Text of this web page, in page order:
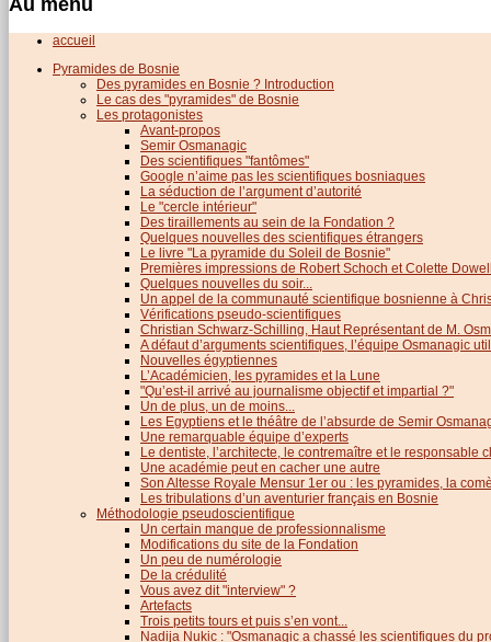
accueil
Pyramides de Bosnie
Des pyramides en Bosnie ? Introduction
Le cas des "pyramides" de Bosnie
Les protagonistes
Avant-propos
Semir Osmanagic
Des scientifiques "fantômes"
Google n’aime pas les scientifiques bosniaques
La séduction de l’argument d’autorité
Le "cercle intérieur"
Des tiraillements au sein de la Fondation ?
Quelques nouvelles des scientifiques étrangers
Le livre "La pyramide du Soleil de Bosnie"
Premières impressions de Robert Schoch et Colette
Quelques nouvelles du soir...
Un appel de la communauté scientifique bosnienne à
Vérifications pseudo-scientifiques
Christian Schwarz-Schilling, Haut Représentant de M.
A défaut d’arguments scientifiques, l’équipe Osmanagic
Nouvelles égyptiennes
L’Académicien, les pyramides et la Lune
"Qu’est-il arrivé au journalisme objectif et impartial ?"
Un de plus, un de moins...
Les Egyptiens et le théâtre de l’absurde de Semir
Une remarquable équipe d’experts
Le dentiste, l’architecte, le contremaître et le responsable
Une académie peut en cacher une autre
Son Altesse Royale Mensur 1er ou : les pyramides, la
Les tribulations d’un aventurier français en Bosnie
Méthodologie pseudoscientifique
Un certain manque de professionnalisme
Modifications du site de la Fondation
Un peu de numérologie
De la crédulité
Vous avez dit "interview" ?
Artefacts
Trois petits tours et puis s’en vont...
Nadija Nukic : "Osmanagic a chassé les scientifiques du